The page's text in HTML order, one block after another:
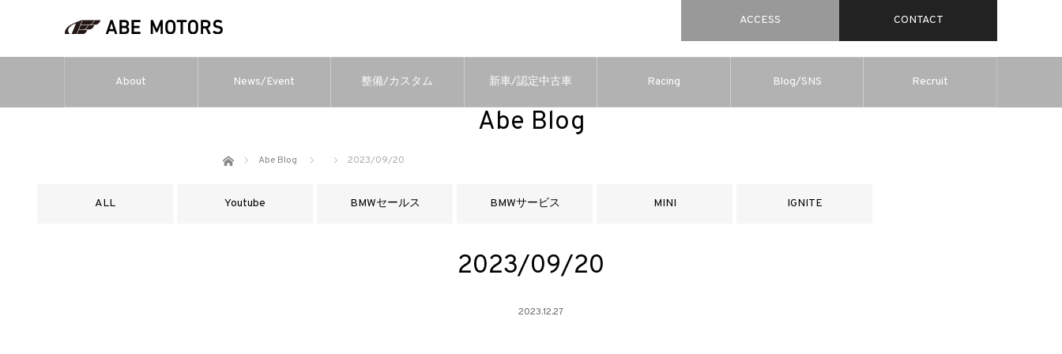
ACCESS CONTACT
About News/Event 整備/カスタム 新車/認定中古車 Racing Blog/SNS Recruit
Abe Blog
ホーム Abe Blog 2023/09/20
ALL Youtube BMWセールス BMWサービス MINI IGNITE
2023/09/20
2023.12.27